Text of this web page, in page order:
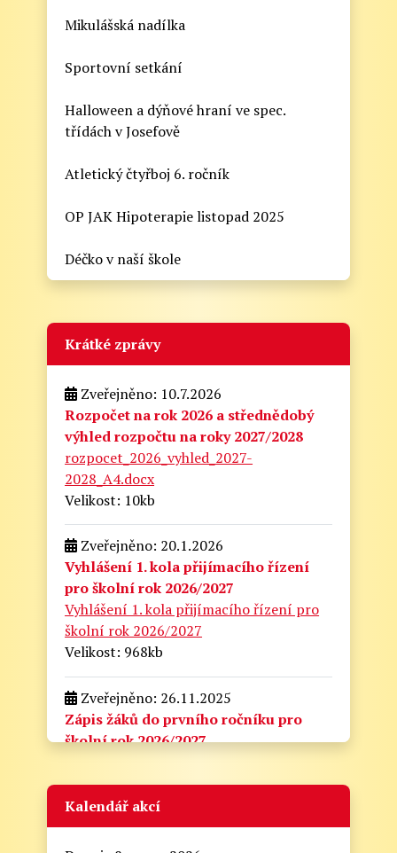
Mikulášská nadílka
Sportovní setkání
Halloween a dýňové hraní ve spec.
třídách v Josefově
Atletický čtyřboj 6. ročník
OP JAK Hipoterapie listopad 2025
Déčko v naší škole
Krátké zprávy
Zveřejněno: 10.7.2026
Rozpočet na rok 2026 a střednědobý
výhled rozpočtu na roky 2027/2028
rozpocet_2026_vyhled_2027-
2028_A4.docx
Velikost: 10kb
Zveřejněno: 20.1.2026
Vyhlášení 1. kola přijímacího řízení
pro školní rok 2026/2027
Vyhlášení 1. kola přijímacího řízení pro
školní rok 2026/2027
Velikost: 968kb
Zveřejněno: 26.11.2025
Zápis žáků do prvního ročníku pro
školní rok 2026/2027
Velikost: 175kb
Zveřejněno: 21.8.2025
Kalendář akcí